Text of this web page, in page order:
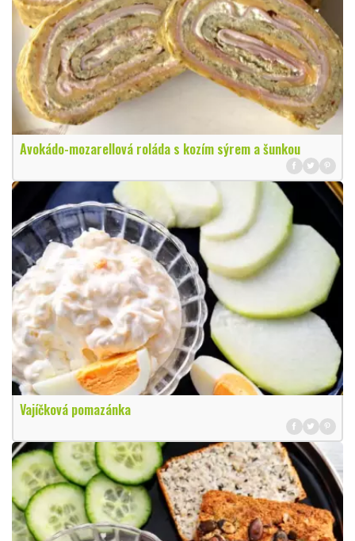
Avokádo-mozarellová roláda s kozím sýrem a šunkou
Vajíčková pomazánka